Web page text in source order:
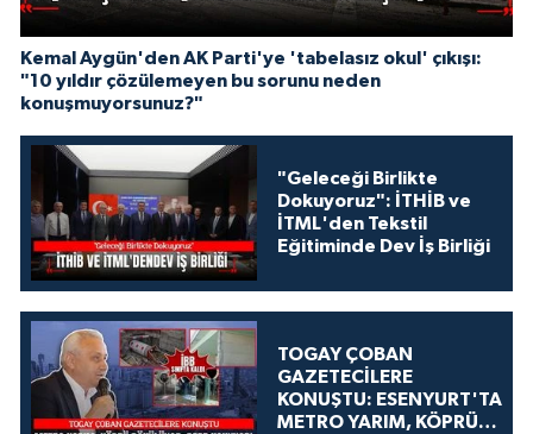
Kemal Aygün'den AK Parti'ye 'tabelasız okul' çıkışı:
"10 yıldır çözülemeyen bu sorunu neden
konuşmuyorsunuz?"
"Geleceği Birlikte
Dokuyoruz": İTHİB ve
İTML'den Tekstil
Eğitiminde Dev İş Birliği
TOGAY ÇOBAN
GAZETECİLERE
KONUŞTU: ESENYURT'TA
METRO YARIM, KÖPRÜ